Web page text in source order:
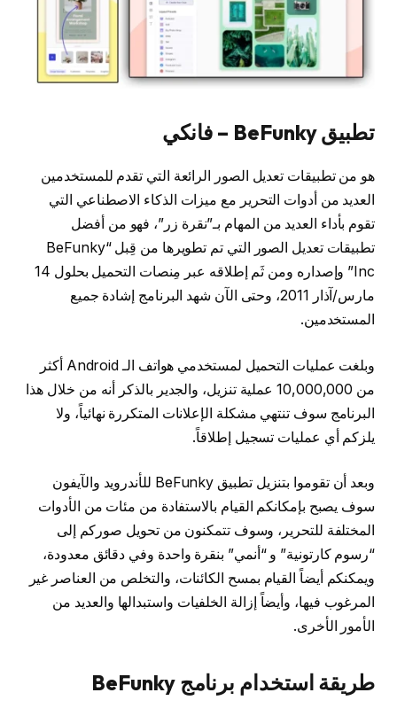
تطبيق BeFunky – فانكي
هو من تطبيقات تعديل الصور الرائعة التي تقدم للمستخدمين
العديد من أدوات التحرير مع ميزات الذكاء الاصطناعي التي
تقوم بأداء العديد من المهام بـ”نقرة زر”، فهو من أفضل
تطبيقات تعديل الصور التي تم تطويرها من قِبل “BeFunky
Inc” وإصداره ومن ثَم إطلاقه عبر مِنصات التحميل بحلول 14
مارس/آذار 2011، وحتى الآن شهد البرنامج إشادة جميع
المستخدمين.
وبلغت عمليات التحميل لمستخدمي هواتف الـ Android أكثر
من 10,000,000 عملية تنزيل، والجدير بالذكر أنه من خلال هذا
البرنامج سوف تنتهي مشكلة الإعلانات المتكررة نهائياً، ولا
يلزكم أي عمليات تسجيل إطلاقاً.
وبعد أن تقوموا بتنزيل تطبيق BeFunky للأندرويد والآيفون
سوف يصبح بإمكانكم القيام بالاستفادة من مئات من الأدوات
المختلفة للتحرير، وسوف تتمكنون من تحويل صوركم إلى
“رسوم كارتونية” و “أنمي” بنقرة واحدة وفي دقائق معدودة،
ويمكنكم أيضاً القيام بمسح الكائنات، والتخلص من العناصر غير
المرغوب فيها، وأيضاً إزالة الخلفيات واستبدالها والعديد من
الأمور الأخرى.
طريقة استخدام برنامج BeFunky